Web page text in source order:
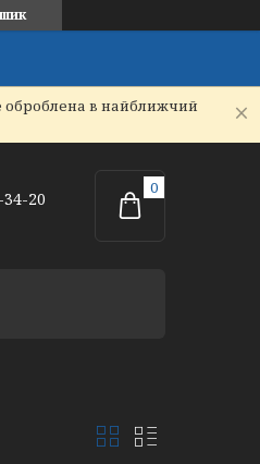
оброблена в найближчий
34-20